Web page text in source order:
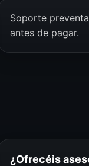
Soporte
antes de pagar.
¿Ofrecéis